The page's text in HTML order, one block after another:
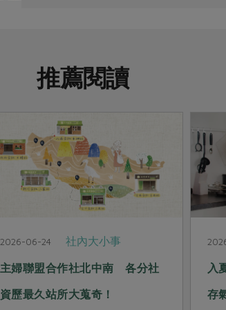
推薦閱讀
2026-06-24 社內大小事
主婦聯盟合作社北中南 各分社
資歷最久站所大蒐奇！
入
存